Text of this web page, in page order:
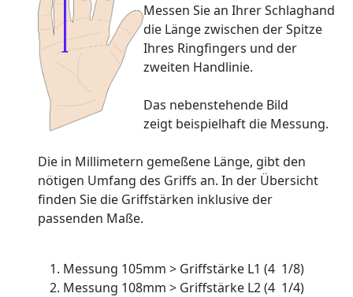
Messen Sie an Ihrer Schlaghand
die Länge zwischen der Spitze
Ihres Ringfingers und der
zweiten Handlinie.
Das nebenstehende Bild
zeigt beispielhaft die Messung.
Die in Millimetern gemeßene Länge, gibt den
nötigen Umfang des Griffs an. In der Übersicht
finden Sie die Griffstärken inklusive der
passenden Maße.
Messung 105mm > Griffstärke L1 (4 1/8)
Messung 108mm > Griffstärke L2 (4 1/4)